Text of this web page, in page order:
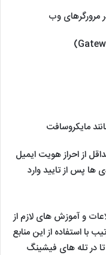
مایکروسافت
از احراز هویت ایمیل
ها پس از تایید وارد
و آموزش های لازم از
استفاده از این منابع
در تله های فیشینگ